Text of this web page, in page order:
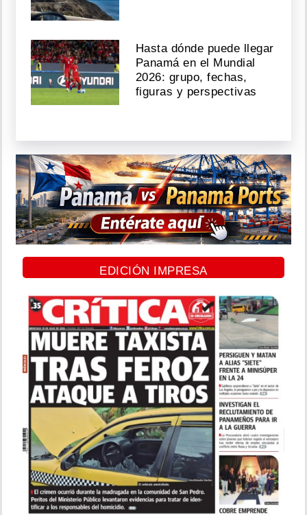
Hasta dónde puede llegar
Panamá en el Mundial
2026: grupo, fechas,
figuras y perspectivas
EDICIÓN IMPRESA